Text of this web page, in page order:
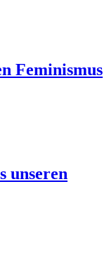
Feminismus
unseren